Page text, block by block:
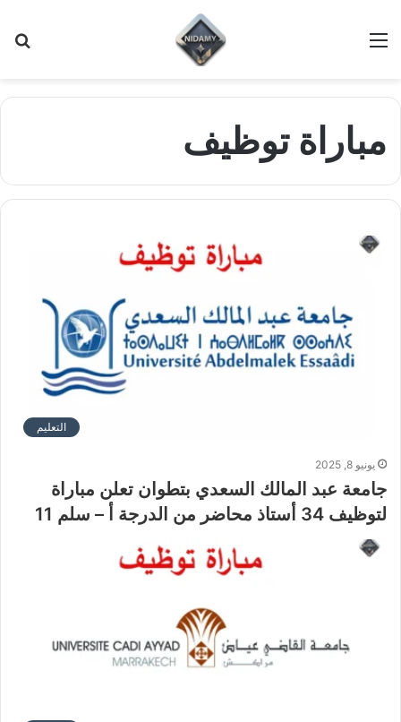
القائمة
مباراة توظيف
التعليم
يونيو 8, 2025
جامعة عبد المالك السعدي بتطوان تعلن مباراة
لتوظيف 34 أستاذ محاضر من الدرجة أ – سلم 11